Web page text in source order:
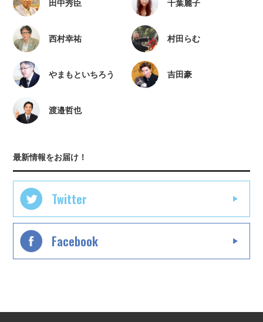
田中秀臣 千葉麗子
西村幸祐 村田らむ
やまもといちろう 吉田豪
渡邉哲也
最新情報をお届け！
Twitter
Facebook